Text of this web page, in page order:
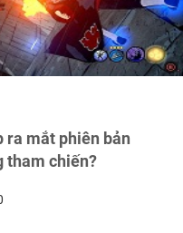
ra mắt phiên bản
tham chiến?